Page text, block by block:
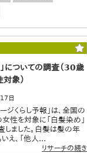
」についての調査（30歳
象）
日
ージくらし予報」は、全国の
性を対象に「白髪染め」
しました。白髪は髪の年
え、「他人...
リサーチの続き